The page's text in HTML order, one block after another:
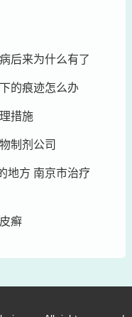
后来为什么有了
的痕迹怎么办
措施
制剂公司
地方 南京市治疗
癣